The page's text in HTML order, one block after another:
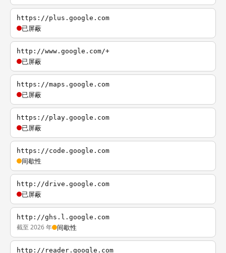
https://plus.google.com
已屏蔽
http://www.google.com/+
已屏蔽
https://maps.google.com
已屏蔽
https://play.google.com
已屏蔽
https://code.google.com
间歇性
http://drive.google.com
已屏蔽
http://ghs.l.google.com
截至 2026 年 间歇性
http://reader.google.com